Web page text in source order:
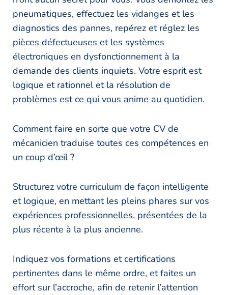
pneumatiques, effectuez les vidanges et les
diagnostics des pannes, repérez et réglez les
pièces défectueuses et les systèmes
électroniques en dysfonctionnement à la
demande des clients inquiets. Votre esprit est
logique et rationnel et la résolution de
problèmes est ce qui vous anime au quotidien.
Comment faire en sorte que votre CV de
mécanicien traduise toutes ces compétences en
un coup d’œil ?
Structurez votre curriculum de façon intelligente
et logique, en mettant les pleins phares sur vos
expériences professionnelles, présentées de la
plus récente à la plus ancienne.
Indiquez vos formations et certifications
pertinentes dans le même ordre, et faites un
effort sur l’accroche, afin de retenir l’attention